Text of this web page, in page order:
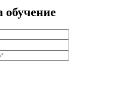
обучение